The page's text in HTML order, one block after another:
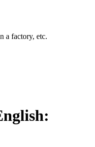
a factory, etc.